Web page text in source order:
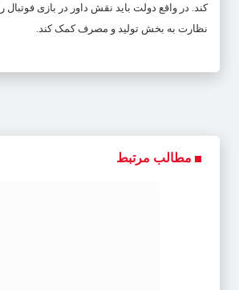
کند. در واقع دولت باید نقش داور در بازی فوتبال را
نظارت به بخش تولید و مصرف کمک کند.
مطالب مرتبط